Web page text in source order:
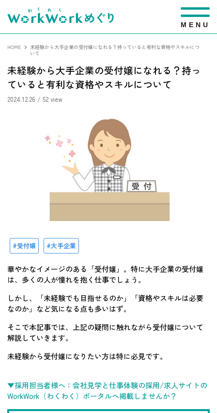
M E N U
HOME
未経験から大手企業の受付嬢になれる？持っていると有利な資格やスキルにつ
いて
未経験から大手企業の受付嬢になれる？持っ
ていると有利な資格やスキルについて
2024.12.26 / 52 view
受付嬢 大手企業
華やかなイメージのある「受付嬢」。特に大手企業の受付嬢
は、多くの人が憧れを抱く仕事でしょう。
しかし、「未経験でも目指せるのか」「資格やスキルは必要
なのか」など気になる点も多いはず。
そこで本記事では、上記の疑問に触れながら受付嬢について
解説していきます。
未経験から受付嬢になりたい方は特に必見です。
▼採用担当者様へ：会社見学と仕事体験の採用/求人サイトの
WorkWork（わくわく）ポータルへ掲載しませんか？